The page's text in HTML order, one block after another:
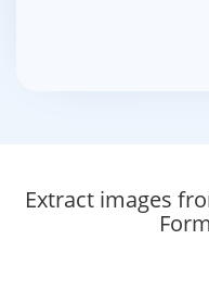
Extract images